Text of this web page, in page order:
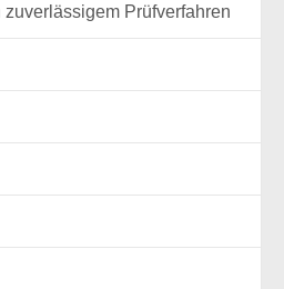
Prüfverfahren